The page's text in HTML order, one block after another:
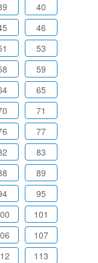
40
46
53
59
65
71
77
83
89
95
101
107
113